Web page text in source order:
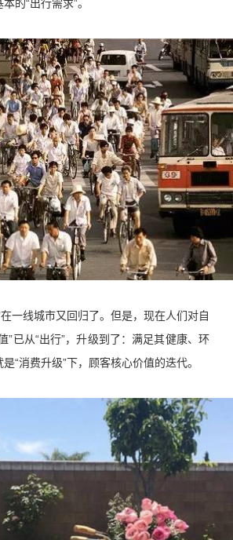
的“出行需求”。
一线城市又回归了。但是，现在人们对自
”已从“出行”，升级到了：满足其健康、环
“消费升级”下，顾客核心价值的迭代。